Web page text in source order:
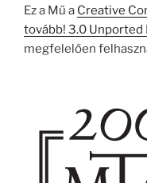
Ez a Mű a Creative
tovább! 3.0 Unported
megfelelően